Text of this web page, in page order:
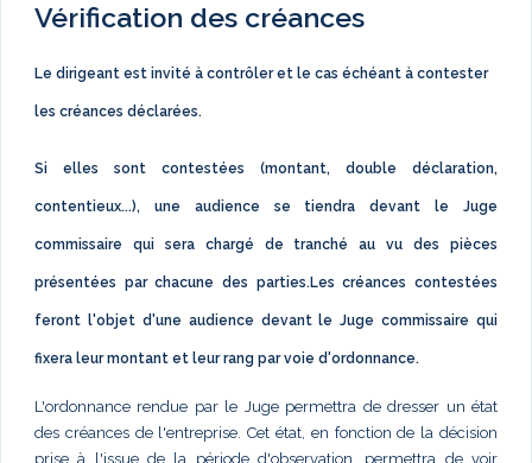
Vérification des créances
Le dirigeant est invité à contrôler et le cas échéant à contester
les créances déclarées.
Si elles sont contestées (montant, double déclaration,
contentieux...), une audience se tiendra devant le Juge
commissaire qui sera chargé de tranché au vu des pièces
présentées par chacune des parties.Les créances contestées
feront l'objet d'une audience devant le Juge commissaire qui
fixera leur montant et leur rang par voie d'ordonnance.
L'ordonnance rendue par le Juge permettra de dresser un état
des créances de l'entreprise. Cet état, en fonction de la décision
prise à l'issue de la période d'observation, permettra de voir